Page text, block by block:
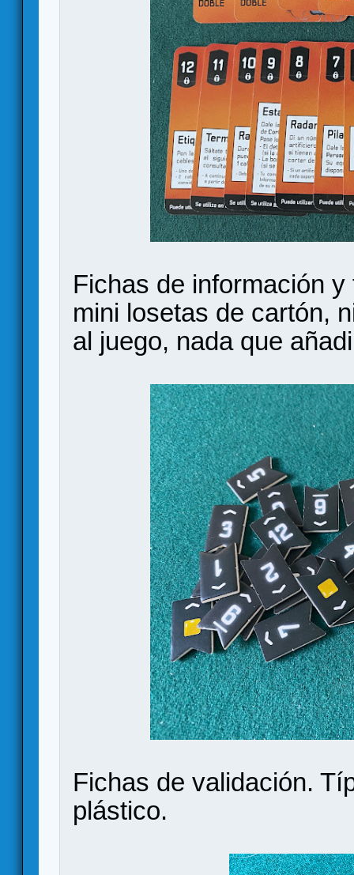
Fichas de información
mini losetas de cartón,
al juego, nada que
Fichas de validación.
plástico.